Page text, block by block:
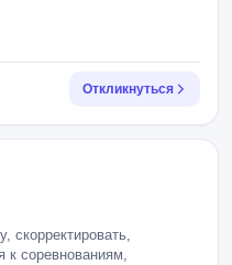
Откликнуться
скорректировать,
к соревнованиям,